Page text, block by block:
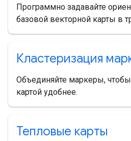
Программно задавайте
базовой векторной карты в
Кластеризация
Объединяйте маркеры, чтобы
картой удобнее.
Тепловые карты